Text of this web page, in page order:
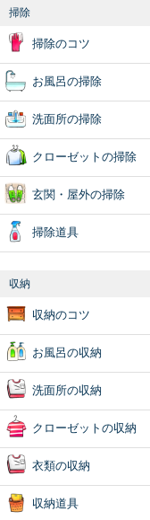
掃除
掃除のコツ
お風呂の掃除
洗面所の掃除
クローゼットの掃除
玄関・屋外の掃除
掃除道具
収納
収納のコツ
お風呂の収納
洗面所の収納
クローゼットの収納
衣類の収納
収納道具